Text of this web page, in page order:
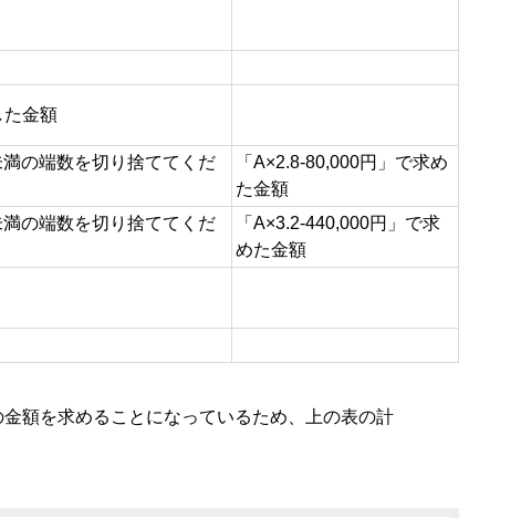
た金額
の端数を切り捨ててくだ
「A×2.8-80,000円」で求め
た金額
の端数を切り捨ててくだ
「A×3.2-440,000円」で求
めた金額
額を求めることになっているため、上の表の計